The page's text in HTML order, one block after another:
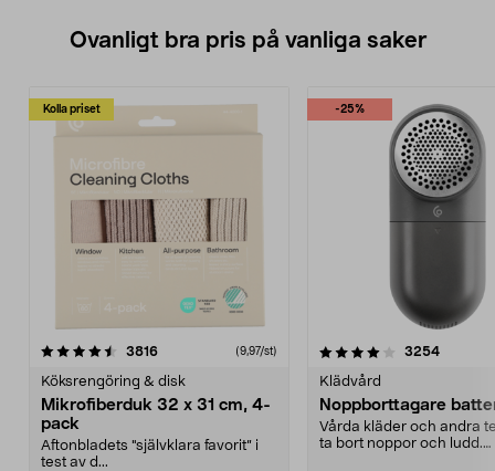
Ovanligt bra pris på vanliga saker
Kolla priset
3816recensioner (9,97/st)
Köksrengöring & disk
Mikrofiberduk 32 x 31 cm, 4-
pack
Aftonbladets "självklara favorit” i
test av d...
-25%
4.0av 5 stjärnor 3254
Klädvård
Noppborttagare
Vårda kläder och andra
ta bort noppor och ludd.
4.5av 5 stjärnor